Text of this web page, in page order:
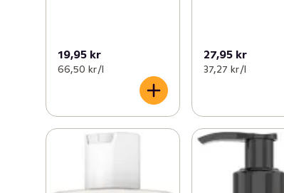
19,95 kr
66,50 kr /l
27,95 kr
37,27 kr /l